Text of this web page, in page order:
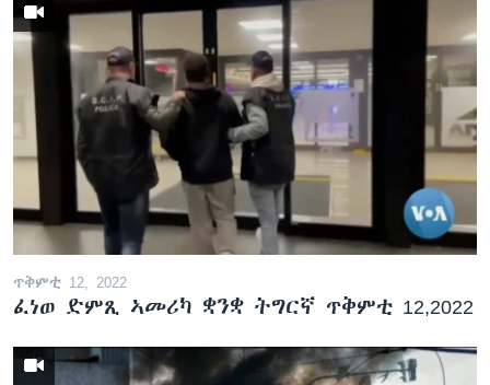
ጥቅምቲ 12, 2022
ፈነወ ድምጺ ኣመሪካ ቋንቋ ትግርኛ ጥቅምቲ 12,2022